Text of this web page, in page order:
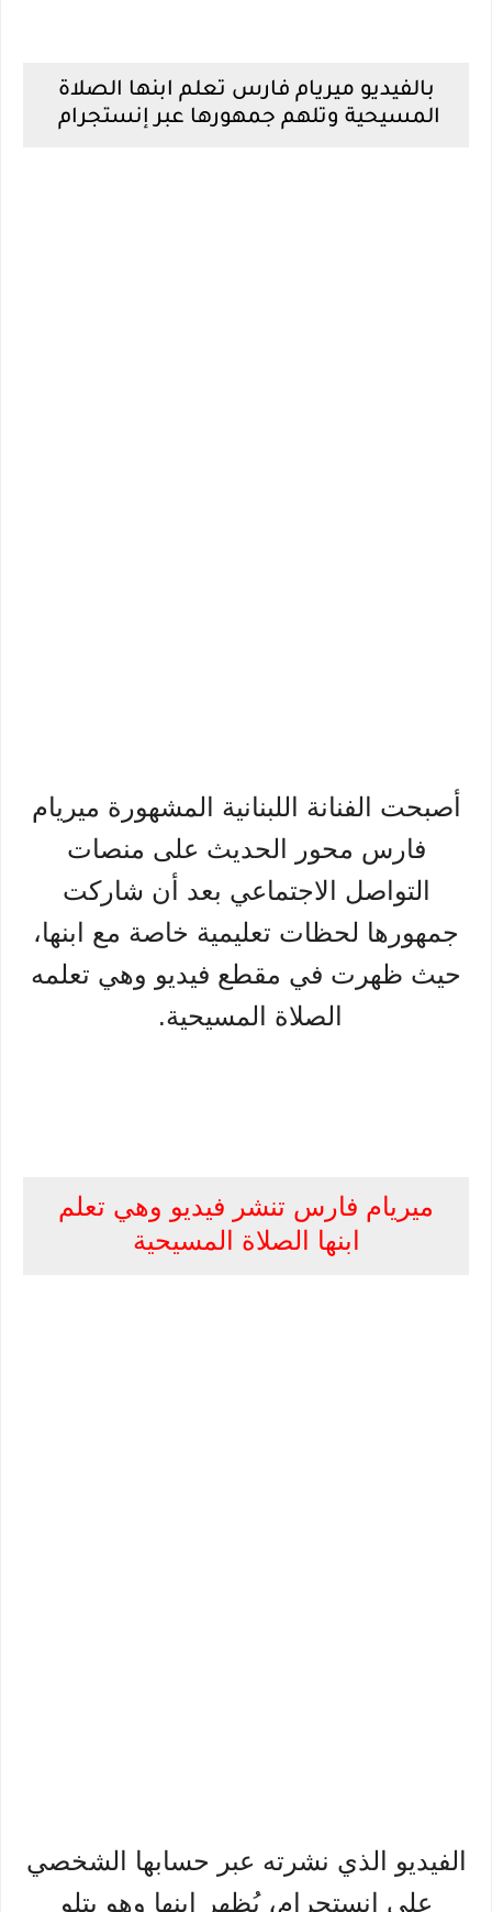
بالفيديو ميريام فارس تعلم ابنها الصلاة
المسيحية وتلهم جمهورها عبر إنستجرام
أصبحت الفنانة اللبنانية المشهورة ميريام
فارس محور الحديث على منصات
التواصل الاجتماعي بعد أن شاركت
جمهورها لحظات تعليمية خاصة مع ابنها،
حيث ظهرت في مقطع فيديو وهي تعلمه
الصلاة المسيحية.
ميريام فارس تنشر فيديو وهي تعلم
ابنها الصلاة المسيحية
الفيديو الذي نشرته عبر حسابها الشخصي
على إنستجرام، يُظهر ابنها وهو يتلو